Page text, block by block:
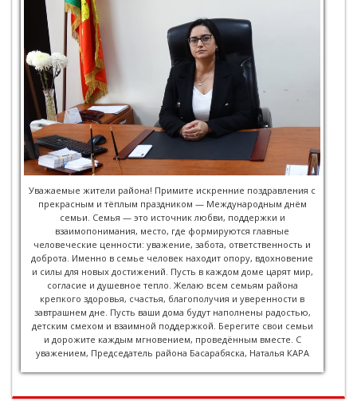
Уважаемые жители района! Примите искренние поздравления с
прекрасным и тёплым праздником — Международным днём
семьи. Семья — это источник любви, поддержки и
взаимопонимания, место, где формируются главные
человеческие ценности: уважение, забота, ответственность и
доброта. Именно в семье человек находит опору, вдохновение
и силы для новых достижений. Пусть в каждом доме царят мир,
согласие и душевное тепло. Желаю всем семьям района
крепкого здоровья, счастья, благополучия и уверенности в
завтрашнем дне. Пусть ваши дома будут наполнены радостью,
детским смехом и взаимной поддержкой. Берегите свои семьи
и дорожите каждым мгновением, проведённым вместе. С
уважением, Председатель района Басарабяска, Наталья КАРА